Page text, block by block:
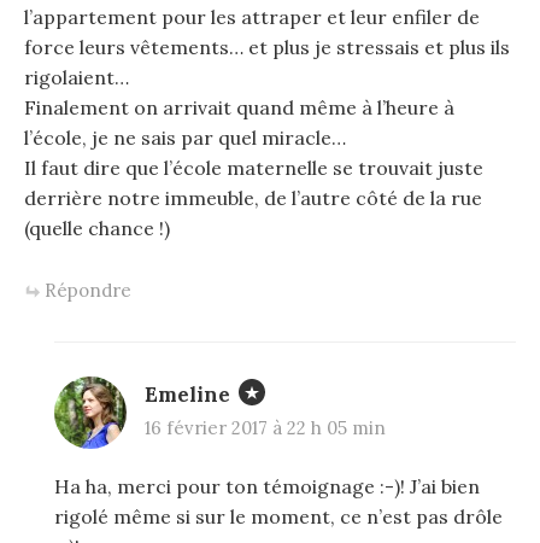
l’appartement pour les attraper et leur enfiler de
force leurs vêtements… et plus je stressais et plus ils
rigolaient…
Finalement on arrivait quand même à l’heure à
l’école, je ne sais par quel miracle…
Il faut dire que l’école maternelle se trouvait juste
derrière notre immeuble, de l’autre côté de la rue
(quelle chance !)
Répondre
Emeline
16 février 2017 à 22 h 05 min
Ha ha, merci pour ton témoignage :-)! J’ai bien
rigolé même si sur le moment, ce n’est pas drôle